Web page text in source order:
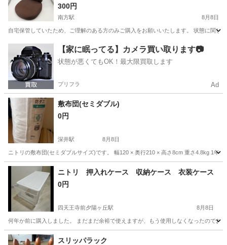
300円
南方駅 8月8日
自宅保管していたため、ご理解のある方のみご購入をお願いいたします。 状態に関
大阪市 南方駅 椅子
【家に眠ってる】カメラ買い取ります📷
状態が悪くてもOK！最大限買取します
プリフラ Ad
敷布団(セミダブル)
0円
深井駅 8月8日
ニトリの敷布団(セミダブルサイズ)です。 幅120 × 奥行210 × 高さ8cm 重さ4.8kg 1年
大阪 堺市 深井駅 寝具
ニトリ 押入れケース 収納ケース 衣装ケース
0円
四天王寺前夕陽ヶ丘駅 8月8日
何年か前に購入しました。 まだまだ余裕で使えますが、もう使用しなくなったので
大阪 大阪市 四天王寺前夕陽ヶ丘駅
スリッパラック